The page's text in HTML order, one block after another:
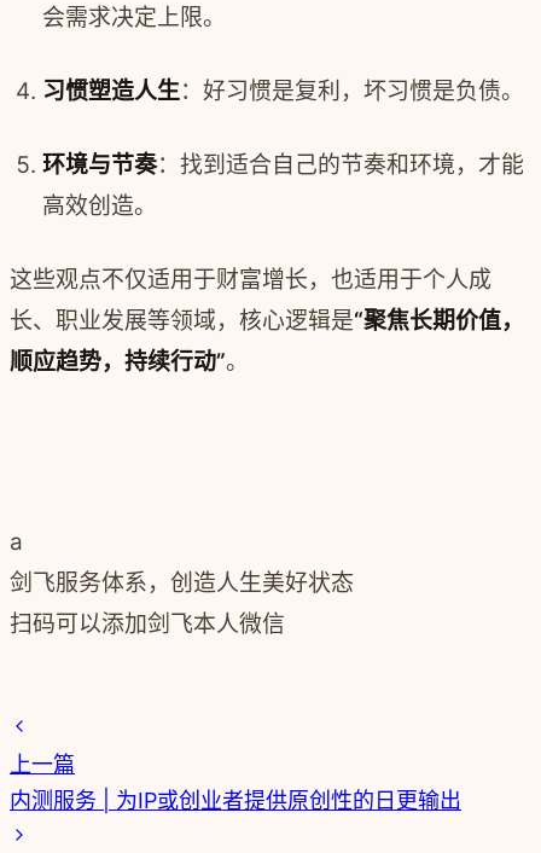
会需求决定上限。
习惯塑造人生：好习惯是复利，坏习惯是负债。
环境与节奏：找到适合自己的节奏和环境，才能
高效创造。
这些观点不仅适用于财富增长，也适用于个人成
长、职业发展等领域，核心逻辑是“聚焦长期价值，
顺应趋势，持续行动”。
a
剑飞服务体系，创造人生美好状态
上一篇
内测服务 | 为IP或创业者提供原创性的日更输出